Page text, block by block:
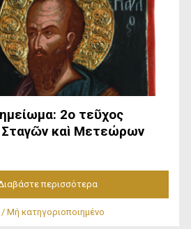
2ο τεῦχος
καὶ Μετεώρων
περισσότερα
/ Μή κατηγοριοποιημένο